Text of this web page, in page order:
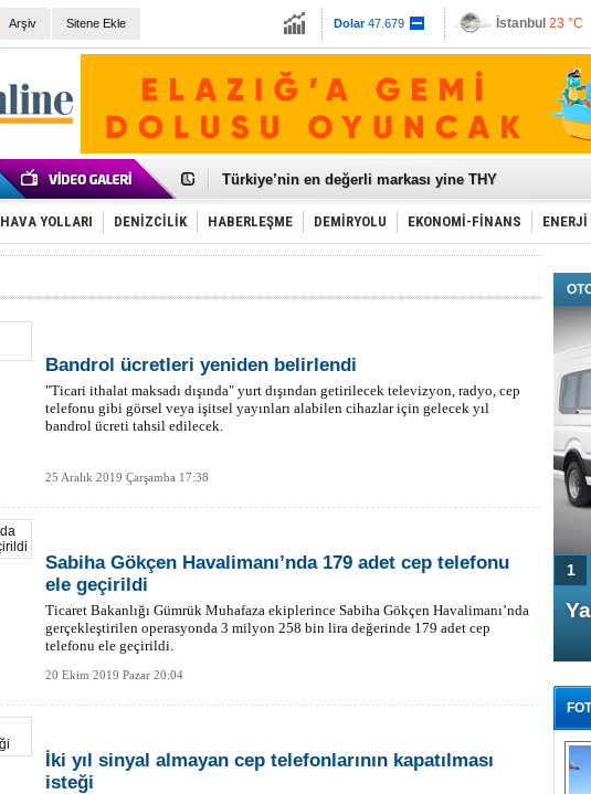
Arşiv Sitene Ekle Dolar47.679
Euro55.1259
İstanbul 23 °C
Ankara22 °C
Galataport Projesi'nde sona yaklaşıldı
BMW, deniz biyoyakıtını UECC, GoodShipping ile
Kiralık minibüse talep artışı var
VW'de üst düzey atama
Türkiye’nin en değerli markası yine THY
İzmir-Antalya seyahat süresi 3 saate inecek
Osmanlı'nın projesi ülkeye milyarlarca dolar gelir
Otomotivde üretim artıyor, satış beklentileri yükseldi
Toyota Türkiye, 800 kişi istihdam edecek
HAVAŞ 21 havalimanında hizmete başladı
'Jet uçak' çözümü ile gemi ihracatına hareketlilik
Rus savaş gemisi Çanakkale Boğazı’ndan geçti
HAVA YOLLARI DENİZCİLİK HABERLEŞME DEMİRYOLU EKONOMİ-FİNANS ENERJİ
Bandrol ücretleri yeniden belirlendi
"Ticari ithalat maksadı dışında" yurt dışından getirilecek televizyon, radyo, cep
telefonu gibi görsel veya işitsel yayınları alabilen cihazlar için gelecek yıl
bandrol ücreti tahsil edilecek.
25 Aralık 2019 Çarşamba 17:38
Sabiha Gökçen Havalimanı’nda 179 adet cep telefonu
ele geçirildi
Ticaret Bakanlığı Gümrük Muhafaza ekiplerince Sabiha Gökçen Havalimanı’nda
gerçekleştirilen operasyonda 3 milyon 258 bin lira değerinde 179 adet cep
telefonu ele geçirildi.
20 Ekim 2019 Pazar 20:04
İki yıl sinyal almayan cep telefonlarının kapatılması
isteği
4 Kapılı AMG GT Coupe
Türkiye'de satışa çıktı
1